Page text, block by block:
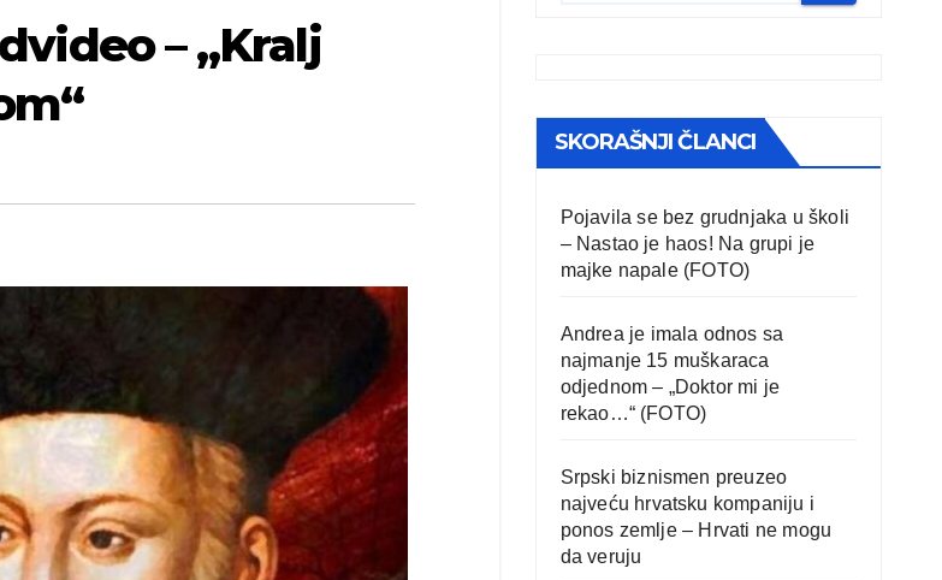
– „Kralj
SKORAŠNJI ČLANCI
Pojavila se bez grudnjaka u školi
– Nastao je haos! Na grupi je
majke napale (FOTO)
Andrea je imala odnos sa
najmanje 15 muškaraca
odjednom – „Doktor mi je
rekao…“ (FOTO)
Srpski biznismen preuzeo
najveću hrvatsku kompaniju i
ponos zemlje – Hrvati ne mogu
da veruju